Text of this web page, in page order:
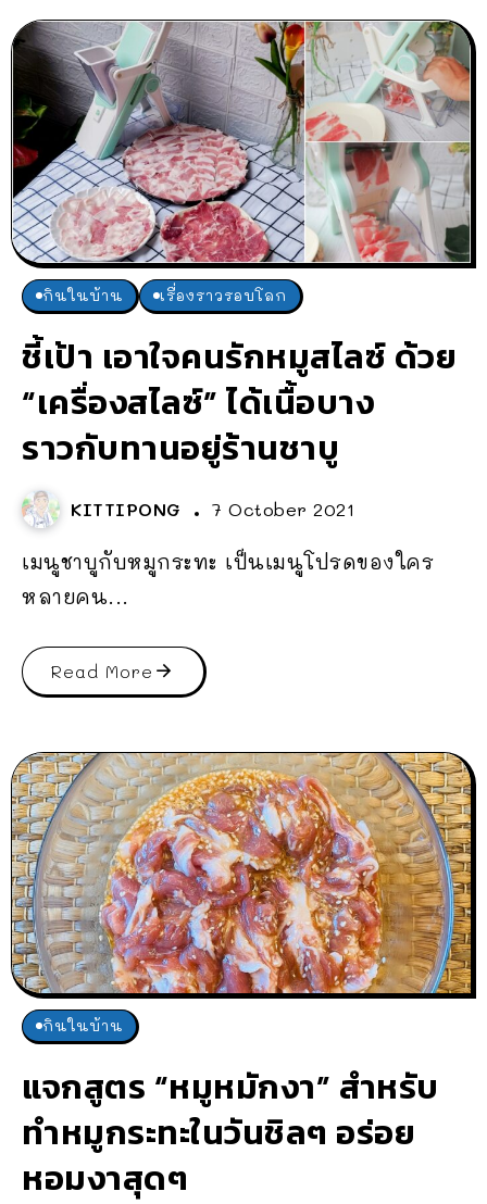
กินในบ้าน เรื่องราวรอบโลก
ชี้เป้า เอาใจคนรักหมูสไลซ์ ด้วย
“เครื่องสไลซ์” ได้เนื้อบาง
ราวกับทานอยู่ร้านชาบู
KITTIPONG 7 October 2021
เมนูชาบูกับหมูกระทะ เป็นเมนูโปรดของใคร
หลายคน...
Read More
กินในบ้าน
แจกสูตร “หมูหมักงา” สำหรับ
ทำหมูกระทะในวันชิลๆ อร่อย
หอมงาสุดๆ